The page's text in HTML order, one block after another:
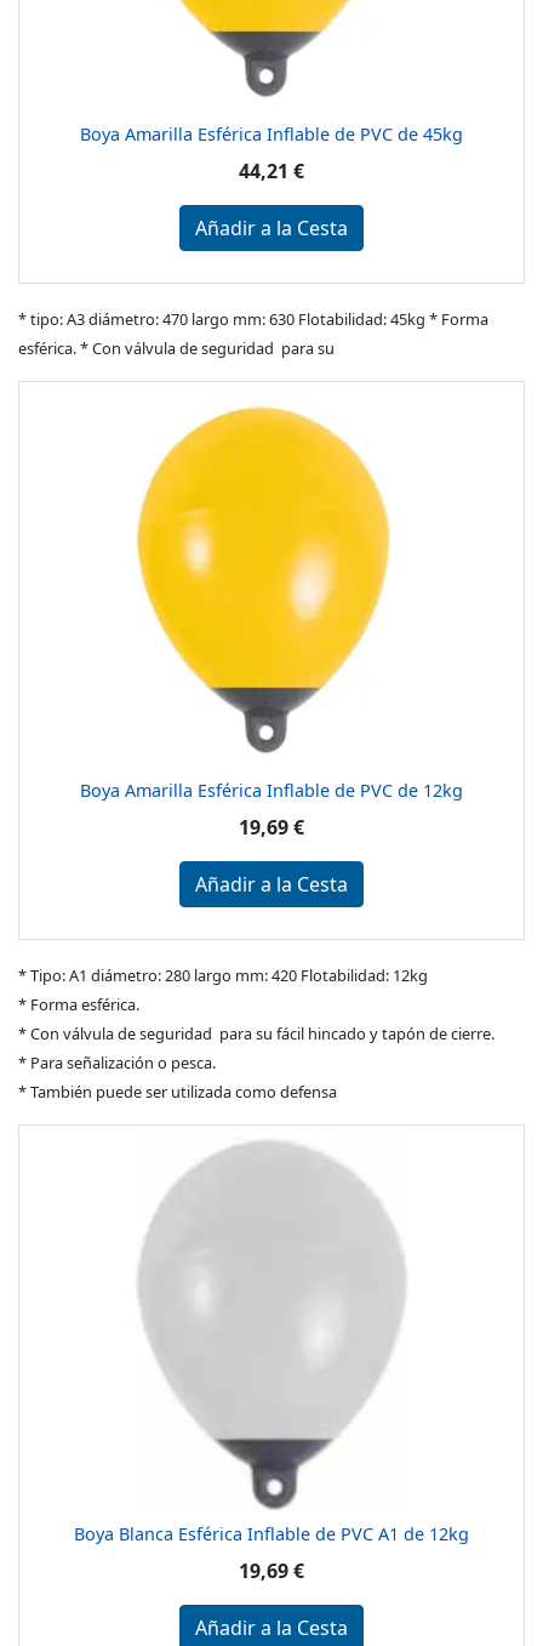
Boya Amarilla Esférica Inflable de PVC de 45kg
44,21 €
Añadir a la Cesta
* tipo: A3 diámetro: 470 largo mm: 630 Flotabilidad: 45kg * Forma
esférica. * Con válvula de seguridad para su
Boya Amarilla Esférica Inflable de PVC de 12kg
19,69 €
Añadir a la Cesta
* Tipo: A1 diámetro: 280 largo mm: 420 Flotabilidad: 12kg
* Forma esférica.
* Con válvula de seguridad para su fácil hincado y tapón de cierre.
* Para señalización o pesca.
* También puede ser utilizada como defensa
Boya Blanca Esférica Inflable de PVC A1 de 12kg
19,69 €
Añadir a la Cesta